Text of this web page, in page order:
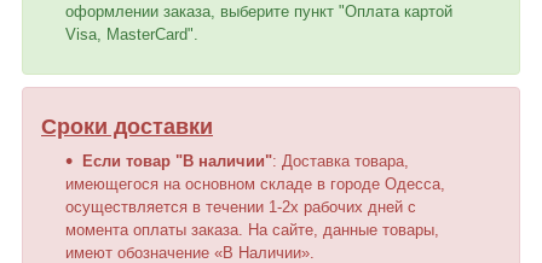
оформлении заказа, выберите пункт "Оплата картой
Visa, MasterCard".
Сроки доставки
Если товар "В наличии": Доставка товара,
имеющегося на основном складе в городе Одесса,
осуществляется в течении 1-2х рабочих дней с
момента оплаты заказа. На сайте, данные товары,
имеют обозначение «В Наличии».